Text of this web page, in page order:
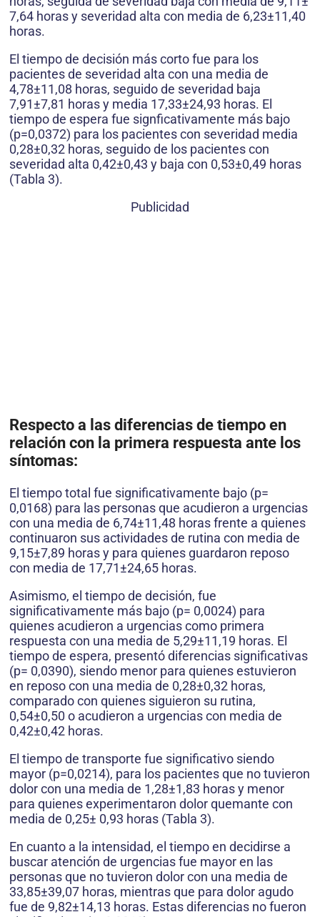
7,64 horas y severidad alta con media de 6,23±11,40
horas.
El tiempo de decisión más corto fue para los
pacientes de severidad alta con una media de
4,78±11,08 horas, seguido de severidad baja
7,91±7,81 horas y media 17,33±24,93 horas. El
tiempo de espera fue signficativamente más bajo
(p=0,0372) para los pacientes con severidad media
0,28±0,32 horas, seguido de los pacientes con
severidad alta 0,42±0,43 y baja con 0,53±0,49 horas
(Tabla 3).
Publicidad
Respecto a las diferencias de tiempo en
relación con la primera respuesta ante los
síntomas:
El tiempo total fue significativamente bajo (p=
0,0168) para las personas que acudieron a urgencias
con una media de 6,74±11,48 horas frente a quienes
continuaron sus actividades de rutina con media de
9,15±7,89 horas y para quienes guardaron reposo
con media de 17,71±24,65 horas.
Asimismo, el tiempo de decisión, fue
significativamente más bajo (p= 0,0024) para
quienes acudieron a urgencias como primera
respuesta con una media de 5,29±11,19 horas. El
tiempo de espera, presentó diferencias significativas
(p= 0,0390), siendo menor para quienes estuvieron
en reposo con una media de 0,28±0,32 horas,
comparado con quienes siguieron su rutina,
0,54±0,50 o acudieron a urgencias con media de
0,42±0,42 horas.
El tiempo de transporte fue significativo siendo
mayor (p=0,0214), para los pacientes que no tuvieron
dolor con una media de 1,28±1,83 horas y menor
para quienes experimentaron dolor quemante con
media de 0,25± 0,93 horas (Tabla 3).
En cuanto a la intensidad, el tiempo en decidirse a
buscar atención de urgencias fue mayor en las
personas que no tuvieron dolor con una media de
33,85±39,07 horas, mientras que para dolor agudo
fue de 9,82±14,13 horas. Estas diferencias no fueron